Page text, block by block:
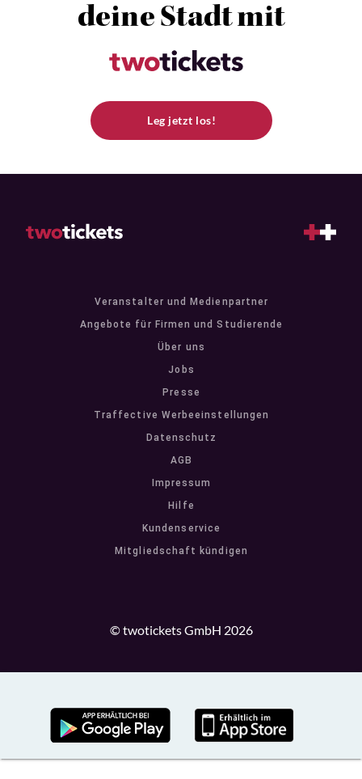
deine Stadt mit
Leg jetzt los!
Veranstalter und Medienpartner
Angebote für Firmen und Studierende
Über uns
Jobs
Presse
Traffective Werbeeinstellungen
Datenschutz
AGB
Impressum
Hilfe
Kundenservice
Mitgliedschaft kündigen
© twotickets GmbH 2026